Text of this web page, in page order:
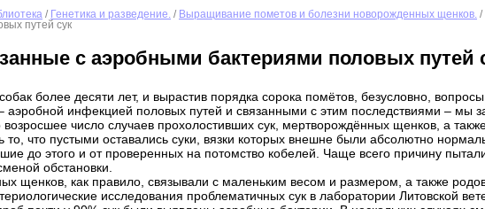
/ Генетика и разведение. / Выращивание пометов и болезни новорожденных щенков. /
путей сук
с аэробными бактериями половых путей
более десяти лет, и вырастив порядка сорока помётов, безусловно,
аэробной инфекцией половых путей и связанными с этим последствиями – мы
число случаев прохолостивших сук, мертворождённых щенков, а
то, что пустыми оставались суки, вязки которых внешне были абсолютно
до этого и от проверенных на потомство кобелей. Чаще всего причину
обстановки.
щенков, как правило, связывали с маленьким весом и размером, а также
исследования проблематичных сук в лаборатории Литовской